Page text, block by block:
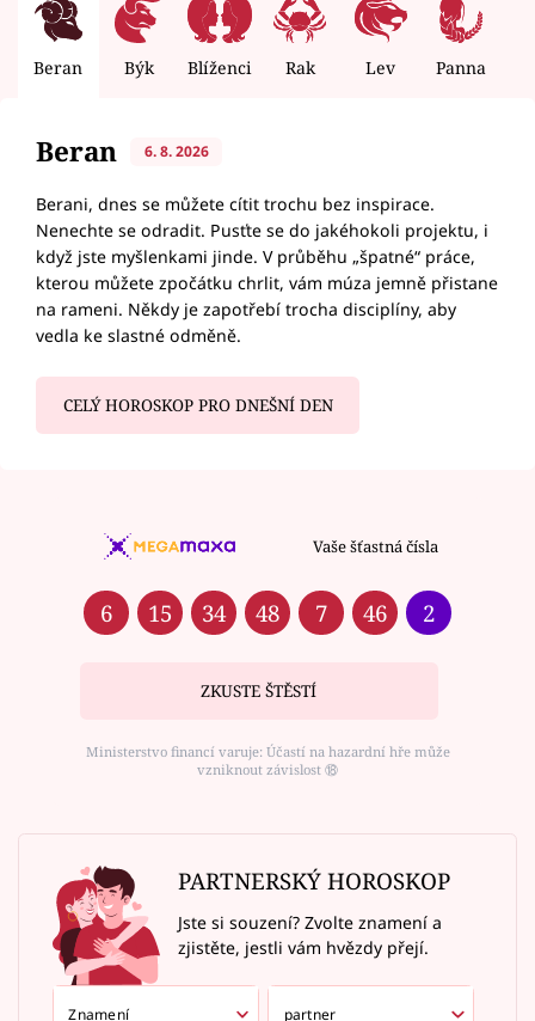
Beran Býk Blíženci Rak Lev Panna
Beran 6. 8. 2026
Berani, dnes se můžete cítit trochu bez inspirace.
Nenechte se odradit. Pusťte se do jakéhokoli projektu, i
když jste myšlenkami jinde. V průběhu „špatné“ práce,
kterou můžete zpočátku chrlit, vám múza jemně přistane
na rameni. Někdy je zapotřebí trocha disciplíny, aby
vedla ke slastné odměně.
CELÝ HOROSKOP PRO DNEŠNÍ DEN
Vaše šťastná čísla
6 15 34 48 7 46 2
ZKUSTE ŠTĚSTÍ
Ministerstvo financí varuje: Účastí na hazardní hře může
vzniknout závislost ⑱
PARTNERSKÝ HOROSKOP
Jste si souzení? Zvolte znamení a
zjistěte, jestli vám hvězdy přejí.